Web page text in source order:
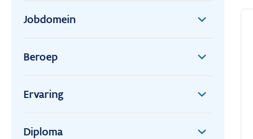
Jobdomein
Beroep
Ervaring
Diploma